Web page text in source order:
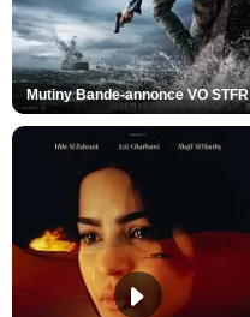
Mutiny Bande-annonce VO STFR